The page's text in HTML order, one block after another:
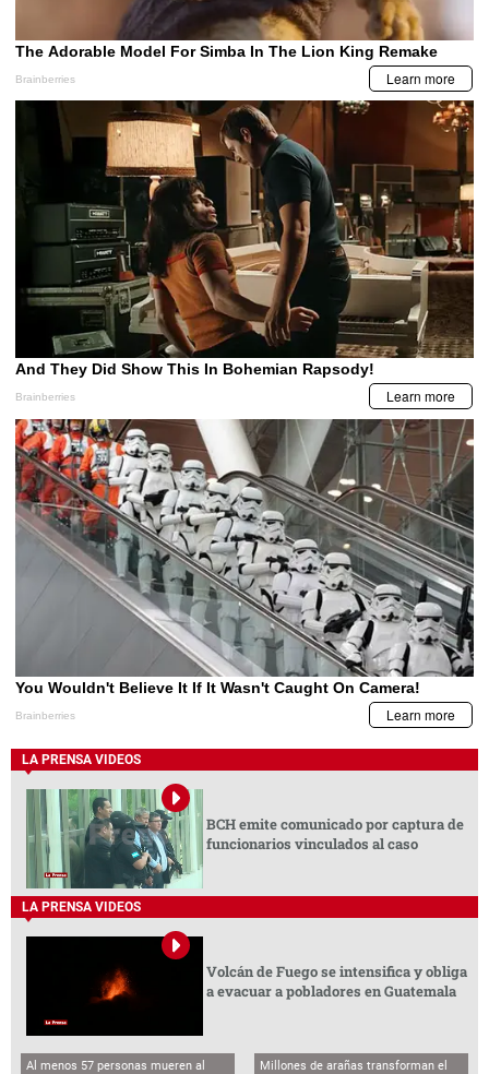
LA PRENSA VIDEOS
BCH emite comunicado por captura de
funcionarios vinculados al caso
LA PRENSA VIDEOS
Volcán de Fuego se intensifica y obliga
a evacuar a pobladores en Guatemala
Al menos 57 personas mueren al
Millones de arañas transforman el